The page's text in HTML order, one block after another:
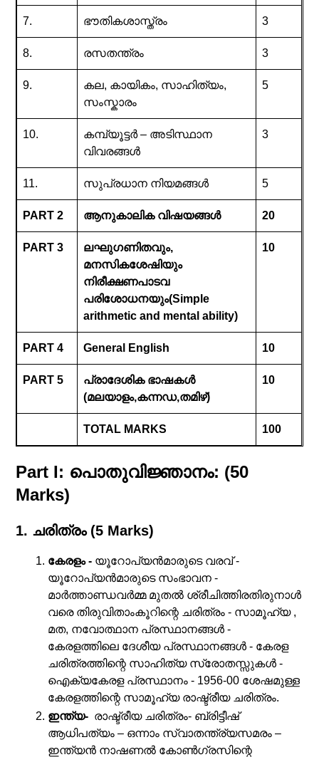
7. ഭൗതികശാസ്ത്രം 3
8. രസതന്ത്രം 3
9.
കല, കായികം, സാഹിത്യം,
സംസ്കാരം
5
10.
കമ്പ്യൂട്ടർ – അടിസ്ഥാന
വിവരങ്ങൾ
3
11. സുപ്രധാന നിയമങ്ങൾ 5
PART 2 ആനുകാലിക വിഷയങ്ങൾ 20
PART 3
ലഘുഗണിതവും,
മനസികശേഷിയും
നിരീക്ഷണപാടവ
പരിശോധനയും(Simple
arithmetic and mental ability)
10
PART 4 General English 10
PART 5
പ്രാദേശിക ഭാഷകൾ
(മലയാളം,കന്നഡ,തമിഴ്)
10
TOTAL MARKS 100
Part I: പൊതുവിജ്ഞാനം: (50
Marks)
1. ചരിത്രം (5 Marks)
കേരളം - യൂറോപ്യന്‍മാരുടെ വരവ്‌ -
യൂറോപ്യന്‍മാരുടെ സംഭാവന -
മാര്‍ത്താണ്ഡവര്‍മ്മ മുതല്‍ ശ്രീചിത്തിരതിരുനാള്‍
വരെ തിരുവിതാംകൂറിന്റെ ചരിത്രം - സാമൂഹ്യ ,
മത, നവോത്ഥാന പ്രസ്ഥാനങ്ങള്‍ -
കേരളത്തിലെ ദേശീയ പ്രസ്ഥാനങ്ങള്‍ - കേരള
ചരിത്രത്തിന്റെ സാഹിത്യ സ്രോതസ്സുകള്‍ -
ഐക്യകേരള പ്രസ്ഥാനം - 1956-00 ശേഷമുള്ള
കേരളത്തിന്റെ സാമൂഹ്യ രാഷ്ട്രീയ ചരിത്രം.
ഇന്ത്യ- രാഷ്ട്രീയ ചരിത്രം- ബ്രിട്ടീഷ്
ആധിപത്യം – ഒന്നാം സ്വാതന്ത്ര്യസമരം –
ഇന്ത്യന്‍ നാഷണല്‍ കോണ്‍ഗ്രസിന്റെ